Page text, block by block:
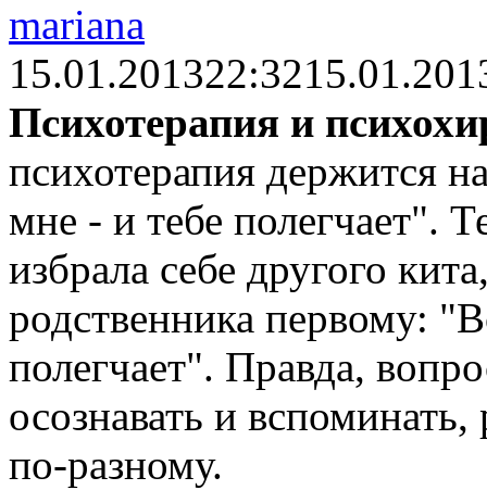
mariana
15.01.201322:32
Психотерапия и
психотерапия держится
мне - и тебе полегчает".
избрала себе другого
родственника первому:
полегчает". Правда,
осознавать и
по-разному.